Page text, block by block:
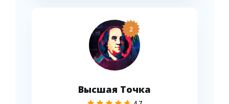
2
Высшая Точка